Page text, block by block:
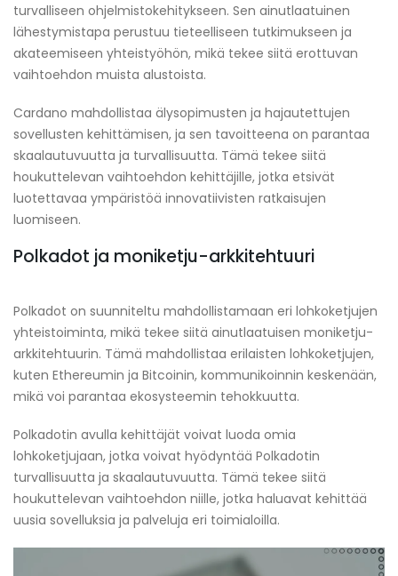
turvalliseen ohjelmistokehitykseen. Sen ainutlaatuinen
lähestymistapa perustuu tieteelliseen tutkimukseen ja
akateemiseen yhteistyöhön, mikä tekee siitä erottuvan
vaihtoehdon muista alustoista.
Cardano mahdollistaa älysopimusten ja hajautettujen
sovellusten kehittämisen, ja sen tavoitteena on parantaa
skaalautuvuutta ja turvallisuutta. Tämä tekee siitä
houkuttelevan vaihtoehdon kehittäjille, jotka etsivät
luotettavaa ympäristöä innovatiivisten ratkaisujen
luomiseen.
Polkadot ja moniketju-arkkitehtuuri
Polkadot on suunniteltu mahdollistamaan eri lohkoketjujen
yhteistoiminta, mikä tekee siitä ainutlaatuisen moniketju-
arkkitehtuurin. Tämä mahdollistaa erilaisten lohkoketjujen,
kuten Ethereumin ja Bitcoinin, kommunikoinnin keskenään,
mikä voi parantaa ekosysteemin tehokkuutta.
Polkadotin avulla kehittäjät voivat luoda omia
lohkoketjujaan, jotka voivat hyödyntää Polkadotin
turvallisuutta ja skaalautuvuutta. Tämä tekee siitä
houkuttelevan vaihtoehdon niille, jotka haluavat kehittää
uusia sovelluksia ja palveluja eri toimialoilla.